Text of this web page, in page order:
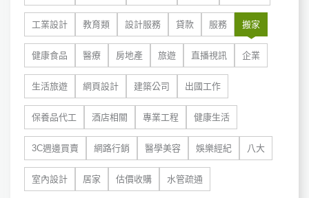
工業設計 教育類 設計服務 貸款 服務 搬家
健康食品 醫療 房地產 旅遊 直播視訊 企業
生活旅遊 網頁設計 建築公司 出國工作
保養品代工 酒店相關 專業工程 健康生活
3C週邊買賣 網路行銷 醫學美容 娛樂經紀 八大
室內設計 居家 估價收購 水管疏通